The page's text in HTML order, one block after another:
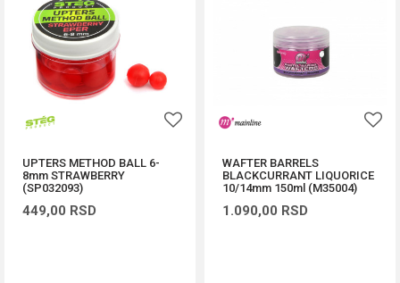
UPTERS METHOD BALL 6-
8mm STRAWBERRY
(SP032093)
449,00 RSD
WAFTER BARRELS
BLACKCURRANT LIQUORICE
10/14mm 150ml (M35004)
1.090,00 RSD